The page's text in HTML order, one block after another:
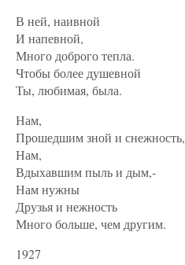
В ней, наивной
И напевной,
Много доброго тепла.
Чтобы более душевной
Ты, любимая, была.
Нам,
Прошедшим зной и снежность,
Нам,
Вдыхавшим пыль и дым,-
Нам нужны
Друзья и нежность
Много больше, чем другим.
1927